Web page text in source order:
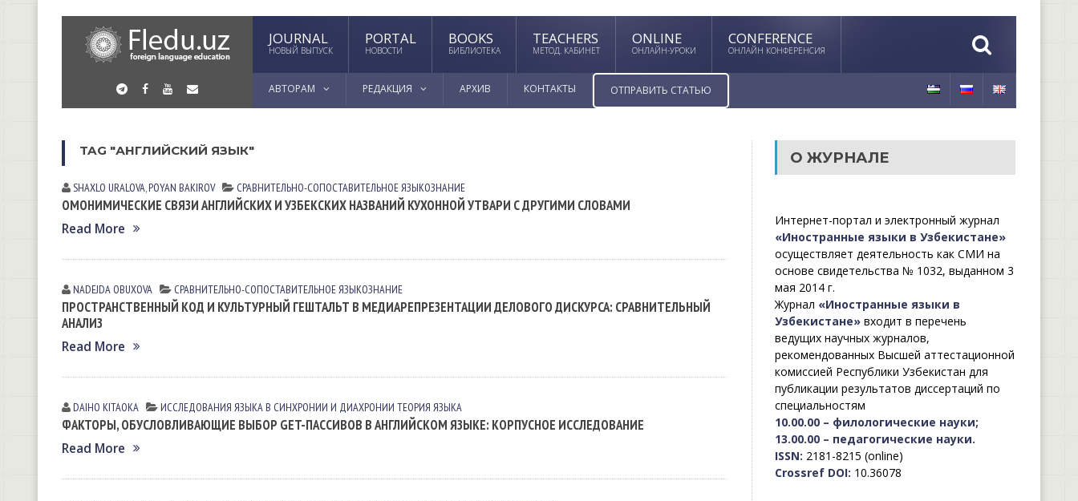
JOURNAL
НОВЫЙ ВЫПУСК
PORTAL
НОВОСТИ
BOOKS
БИБЛИОТЕКА
TEACHERS
МЕТОД. КАБИНЕТ
ONLINE
ОНЛАЙН-УРОКИ
CONFERENCE
ОНЛАЙН КОНФЕРЕНСИЯ
АВТОРАМ РЕДАКЦИЯ АРХИВ КОНТАКТЫ ОТПРАВИТЬ СТАТЬЮ
TAG "АНГЛИЙСКИЙ ЯЗЫК"
SHAXLO URALOVA,POYAN BAKIROV СРАВНИТЕЛЬНО-СОПОСТАВИТЕЛЬНОЕ ЯЗЫКОЗНАНИЕ
ОМОНИМИЧЕСКИЕ СВЯЗИ АНГЛИЙСКИХ И УЗБЕКСКИХ НАЗВАНИЙ КУХОННОЙ УТВАРИ С ДРУГИМИ СЛОВАМИ
Read More
NADEJDA OBUXOVA СРАВНИТЕЛЬНО-СОПОСТАВИТЕЛЬНОЕ ЯЗЫКОЗНАНИЕ
ПРОСТРАНСТВЕННЫЙ КОД И КУЛЬТУРНЫЙ ГЕШТАЛЬТ В МЕДИАРЕПРЕЗЕНТАЦИИ ДЕЛОВОГО ДИСКУРСА: СРАВНИТЕЛЬНЫЙ
АНАЛИЗ
Read More
DAIHO KITAOKA ИССЛЕДОВАНИЯ ЯЗЫКА В СИНХРОНИИ И ДИАХРОНИИ ТЕОРИЯ ЯЗЫКА
ФАКТОРЫ, ОБУСЛОВЛИВАЮЩИЕ ВЫБОР GET-ПАССИВОВ В АНГЛИЙСКОМ ЯЗЫКЕ: КОРПУСНОЕ ИССЛЕДОВАНИЕ
Read More
О ЖУРНАЛЕ
Интернет-портал и электронный журнал
«Иностранные языки в Узбекистане»
осуществляет деятельность как СМИ на
основе свидетельства № 1032, выданном 3
мая 2014 г.
Журнал «Иностранные языки в
Узбекистане»входит в перечень
ведущих научных журналов,
рекомендованных Высшей аттестационной
комиссией Республики Узбекистан для
публикации результатов диссертаций по
специальностям
10.00.00 – филологические науки;
13.00.00 – педагогические науки.
ISSN: 2181-8215 (online)
Crossref DOI: 10.36078